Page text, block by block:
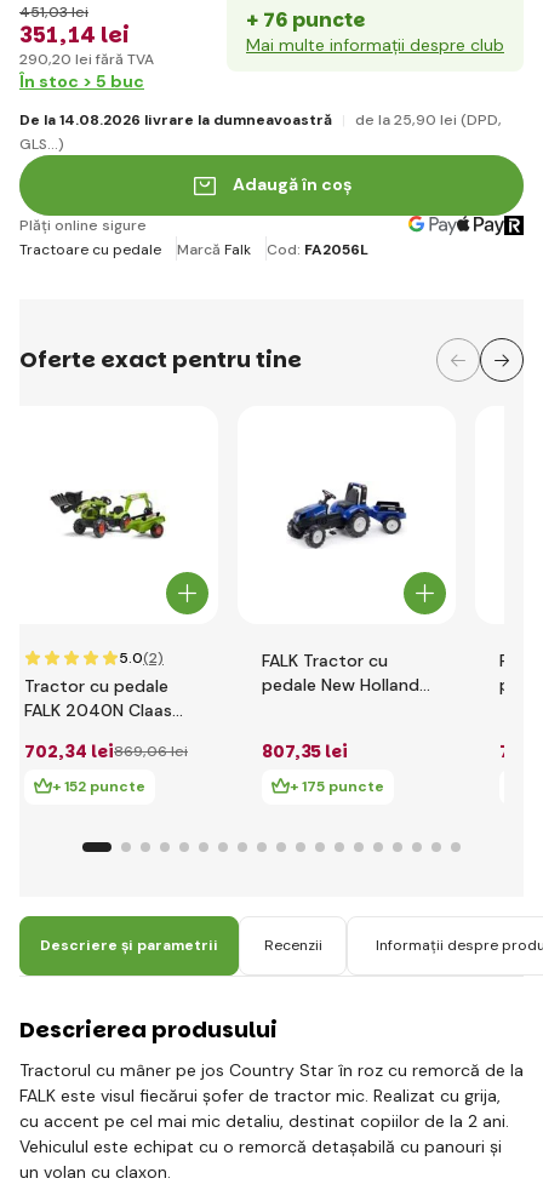
351,14 lei
451,03 lei
290,20 lei fără TVA
+ 76 puncte
Mai multe informații despre club
În stoc > 5 buc
De la 14.08.2026 livrare la dumneavoastră de la 25,90 lei (DPD,
GLS...)
Adaugă în coș
Plăți online sigure
Tractoare cu pedale
Marcă Falk Cod: FA2056L
Oferte exact pentru tine
5.0(2)
Tractor cu pedale
FALK 2040N Claas
excavator și
remorcă
702,34 lei869,06 lei
+ 152 puncte
FALK Tractor cu
pedale New Holland
807,35 lei
+ 175 puncte
713
Descriere și parametrii Recenzii Informații despre
Descrierea produsului
Tractorul cu mâner pe jos Country Star în roz cu remorcă de la
FALK este visul fiecărui șofer de tractor mic. Realizat cu grija,
cu accent pe cel mai mic detaliu, destinat copiilor de la 2 ani.
Vehiculul este echipat cu o remorcă detașabilă cu panouri și
un volan cu claxon.